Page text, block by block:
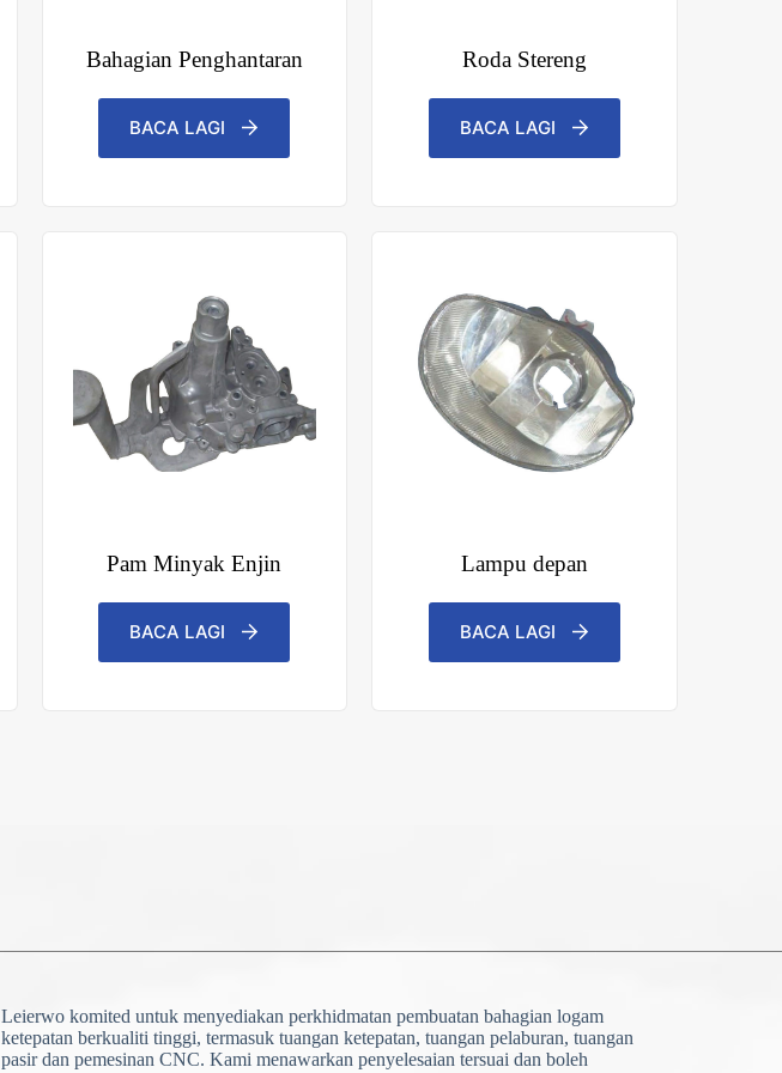
Bahagian Penghantaran
BACA LAGI
Roda Stereng
BACA LAGI
Pam Minyak Enjin
BACA LAGI
Lampu depan
BACA LAGI
Leierwo komited untuk menyediakan perkhidmatan pembuatan bahagian logam
ketepatan berkualiti tinggi, termasuk tuangan ketepatan, tuangan pelaburan, tuangan
pasir dan pemesinan CNC. Kami menawarkan penyelesaian tersuai dan boleh